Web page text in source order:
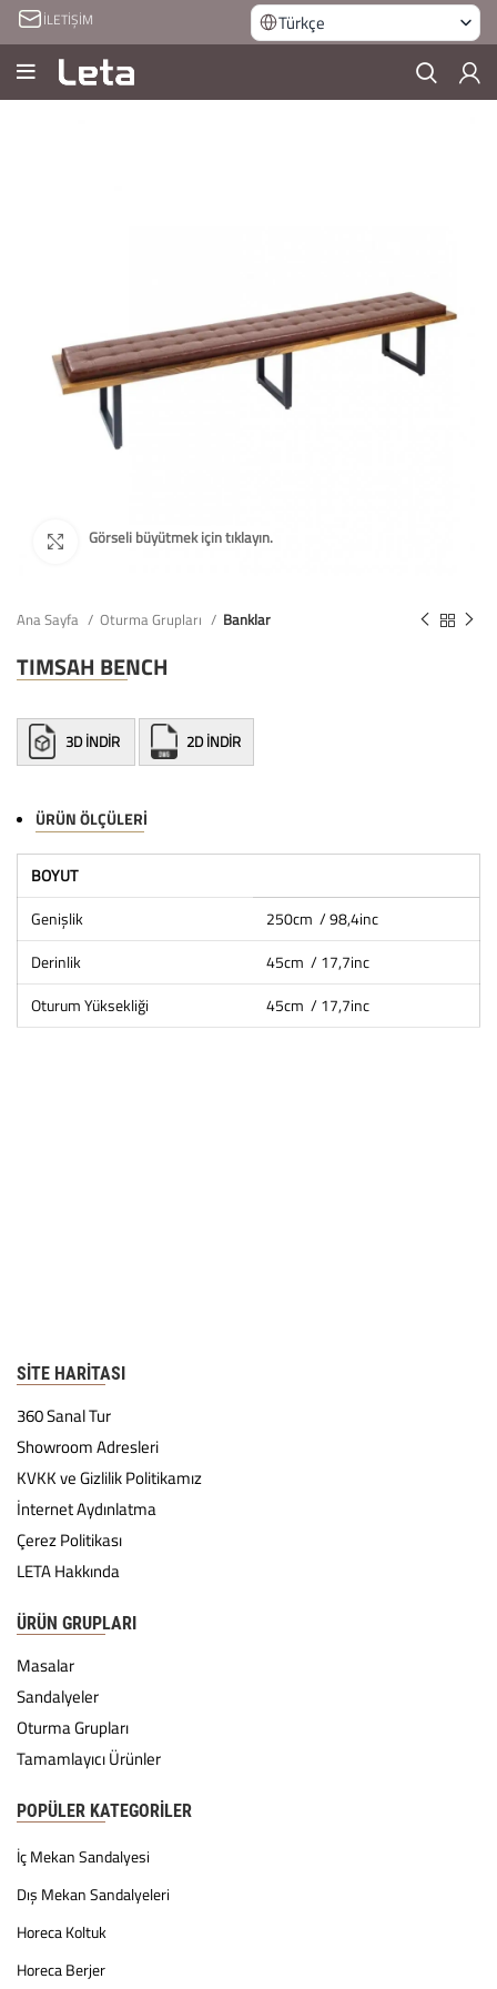
İLETİŞİM Türkçe
Ana Sayfa Oturma Grupları Banklar
TIMSAH BENCH
3D İNDİR 2D İNDİR
ÜRÜN ÖLÇÜLERI
BOYUT
Genişlik
250cm / 98,4inc
Derinlik
45cm / 17,7inc
Oturum Yüksekliği
45cm / 17,7inc
SITE HARITASI
360 Sanal Tur
Showroom Adresleri
KVKK ve Gizlilik Politikamız
İnternet Aydınlatma
Çerez Politikası
LETA Hakkında
ÜRÜN GRUPLARI
Masalar
Sandalyeler
Oturma Grupları
Tamamlayıcı Ürünler
POPÜLER KATEGORILER
İç Mekan Sandalyesi
Dış Mekan Sandalyeleri
Horeca Koltuk
Horeca Berjer